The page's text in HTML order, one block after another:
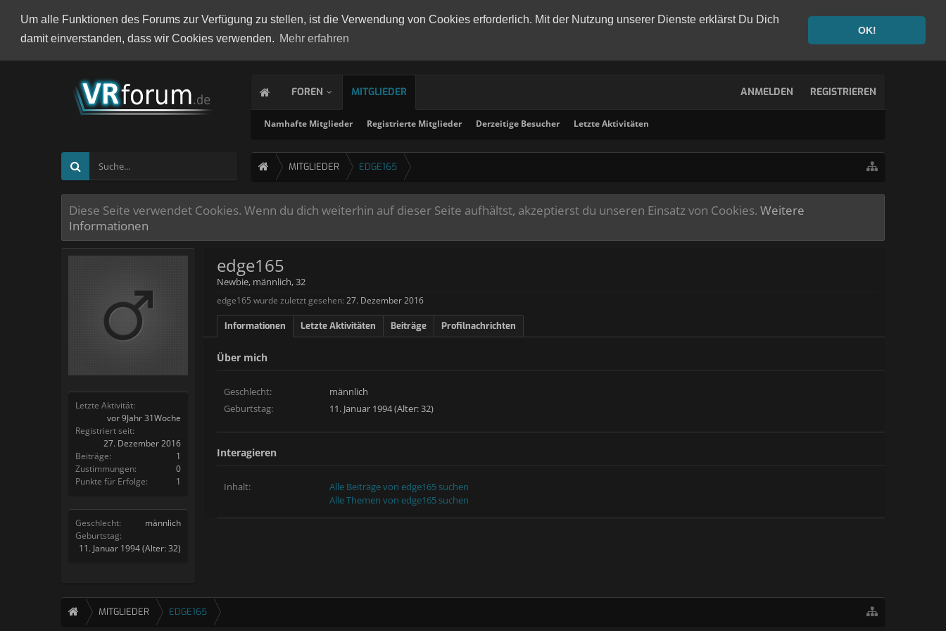
Um alle Funktionen des Forums zur Verfügung zu stellen, ist die Verwendung von Cookies erforderlich. Mit der Nutzung unserer Dienste erklärst Du Dich
damit einverstanden, dass wir Cookies verwenden. Mehr erfahren
OK!
FOREN MITGLIEDER
Namhafte Mitglieder Registrierte Mitglieder Derzeitige Besucher Letzte Aktivitäten
ANMELDEN REGISTRIEREN
MITGLIEDER EDGE165
Diese Seite verwendet Cookies. Wenn du dich weiterhin auf dieser Seite aufhältst, akzeptierst du unseren Einsatz von Cookies. Weitere
Informationen
Letzte Aktivität:
vor 9Jahr 31Woche
Registriert seit:
27. Dezember 2016
Beiträge:
1
Zustimmungen:
0
Punkte für Erfolge:
1
Geschlecht:
männlich
Geburtstag:
11. Januar 1994(Alter: 32)
edge165
Newbie, männlich, 32
edge165 wurde zuletzt gesehen: 27. Dezember 2016
Informationen Letzte Aktivitäten Beiträge Profilnachrichten
Über mich
Geschlecht:
männlich
Geburtstag:
11. Januar 1994 (Alter: 32)
Interagieren
Inhalt:
Alle Beiträge von edge165 suchen
Alle Themen von edge165 suchen
MITGLIEDER EDGE165